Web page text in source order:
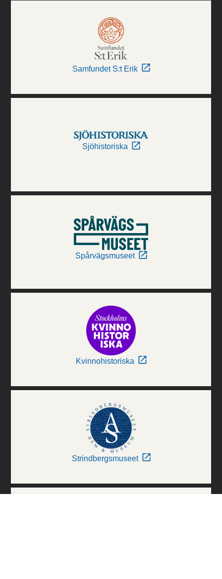
Samfundet S:t Erik
Sjöhistoriska
Spårvägsmuseet
Kvinnohistoriska
Strindbergsmuseet